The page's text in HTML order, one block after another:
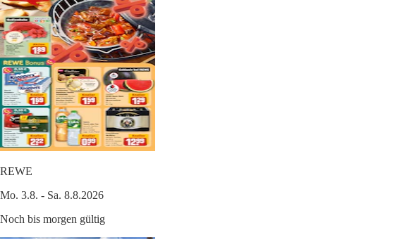
REWE
Mo. 3.8. - Sa. 8.8.2026
Noch bis morgen gültig